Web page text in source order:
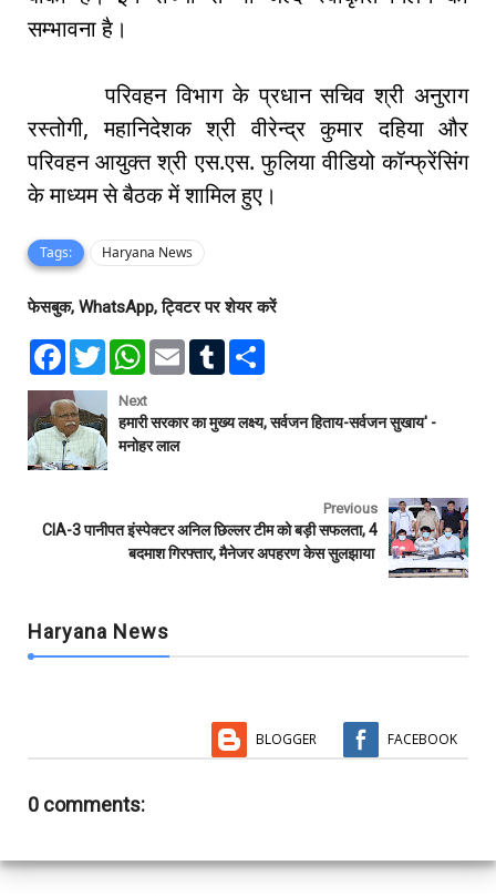
सम्भावना है।
परिवहन विभाग के प्रधान सचिव श्री अनुराग
रस्तोगी, महानिदेशक श्री वीरेन्द्र कुमार दहिया और
परिवहन आयुक्त श्री एस.एस. फुलिया वीडियो कॉन्फ्रेंसिंग
के माध्यम से बैठक में शामिल हुए।
Tags: Haryana News
फेसबुक, WhatsApp, ट्विटर पर शेयर करें
F
e
b
o
o
k
T
w
t
e
r
W
t
s
A
p
E
l
T
l
e
Next
हमारी सरकार का मुख्य लक्ष्य, सर्वजन हिताय-सर्वजन सुखाय' -
मनोहर लाल
Previous
CIA-3 पानीपत इंस्पेक्टर अनिल छिल्लर टीम को बड़ी सफलता, 4
बदमाश गिरफ्तार, मैनेजर अपहरण केस सुलझाया
Haryana News
BLOGGER FACEBOOK
0 comments: